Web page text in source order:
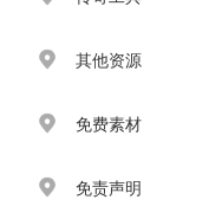
其他资源
免费素材
免责声明